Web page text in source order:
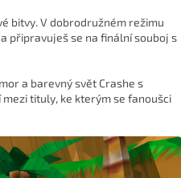
bitvy. V dobrodružném režimu
a připravuješ se na finální souboj s
a barevný svět Crashe s
tituly, ke kterým se fanoušci